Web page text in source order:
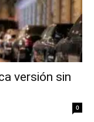
versión sin
0